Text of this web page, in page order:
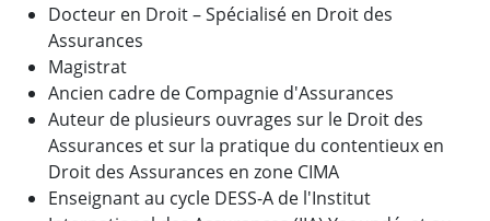
Docteur en Droit – Spécialisé en Droit des
Assurances
Magistrat
Ancien cadre de Compagnie d'Assurances
Auteur de plusieurs ouvrages sur le Droit des
Assurances et sur la pratique du contentieux en
Droit des Assurances en zone CIMA
Enseignant au cycle DESS-A de l'Institut